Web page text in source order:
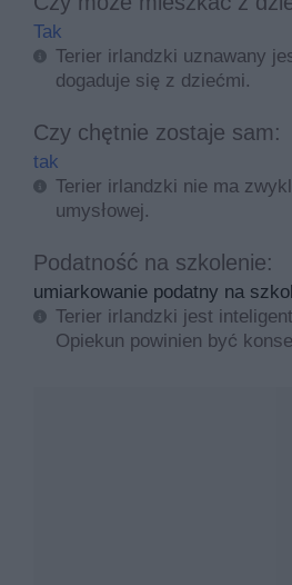
Tak
Terier irlandzki uznawany
dogaduje się z dziećmi.
Czy chętnie zostaje sam:
tak
Terier irlandzki nie ma
umysłowej.
Podatność na szkolenie:
umiarkowanie podatny na
Terier irlandzki jest
Opiekun powinien być